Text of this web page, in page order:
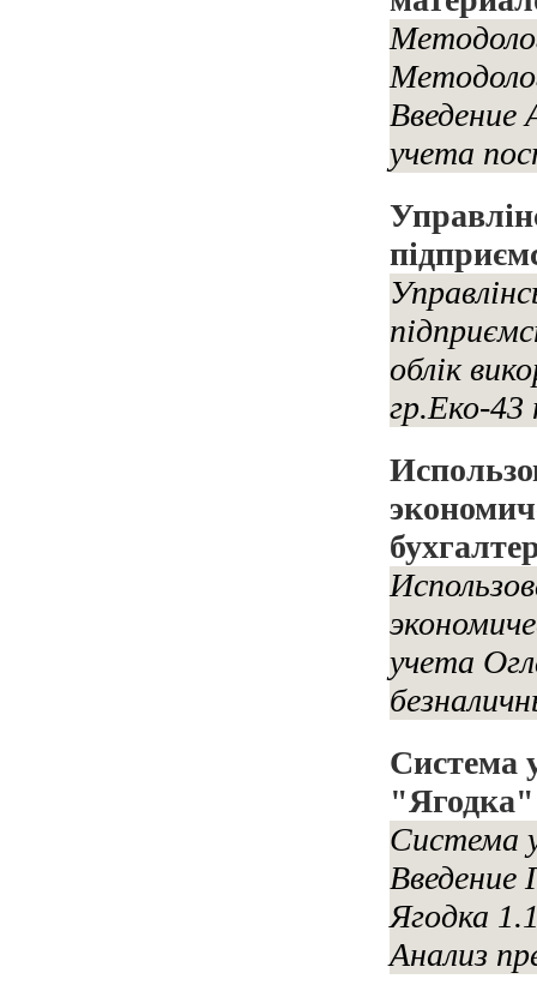
учета
облік
гр.Еко-43
учета
Система
"Ягодка"
Система
Ягодка
Анализ